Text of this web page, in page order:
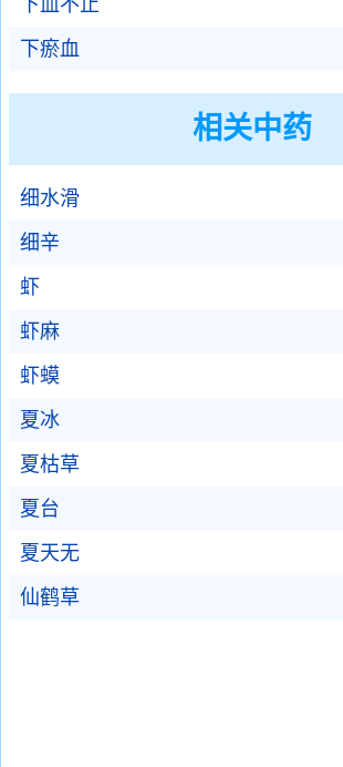
下血不止
下瘀血
相关中药
细水滑
细辛
虾
虾麻
虾蟆
夏冰
夏枯草
夏台
夏天无
仙鹤草